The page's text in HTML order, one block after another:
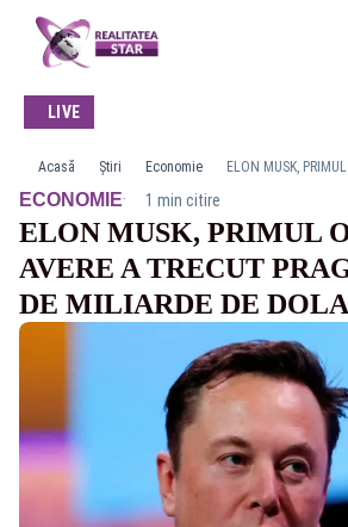
LIVE
Acasă Știri Economie
ECONOMIE· 1 min citire
ELON MUSK, PRIMUL
AVERE A TRECUT
DE MILIARDE DE